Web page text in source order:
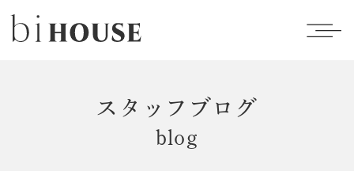
スタッフブログ
blog